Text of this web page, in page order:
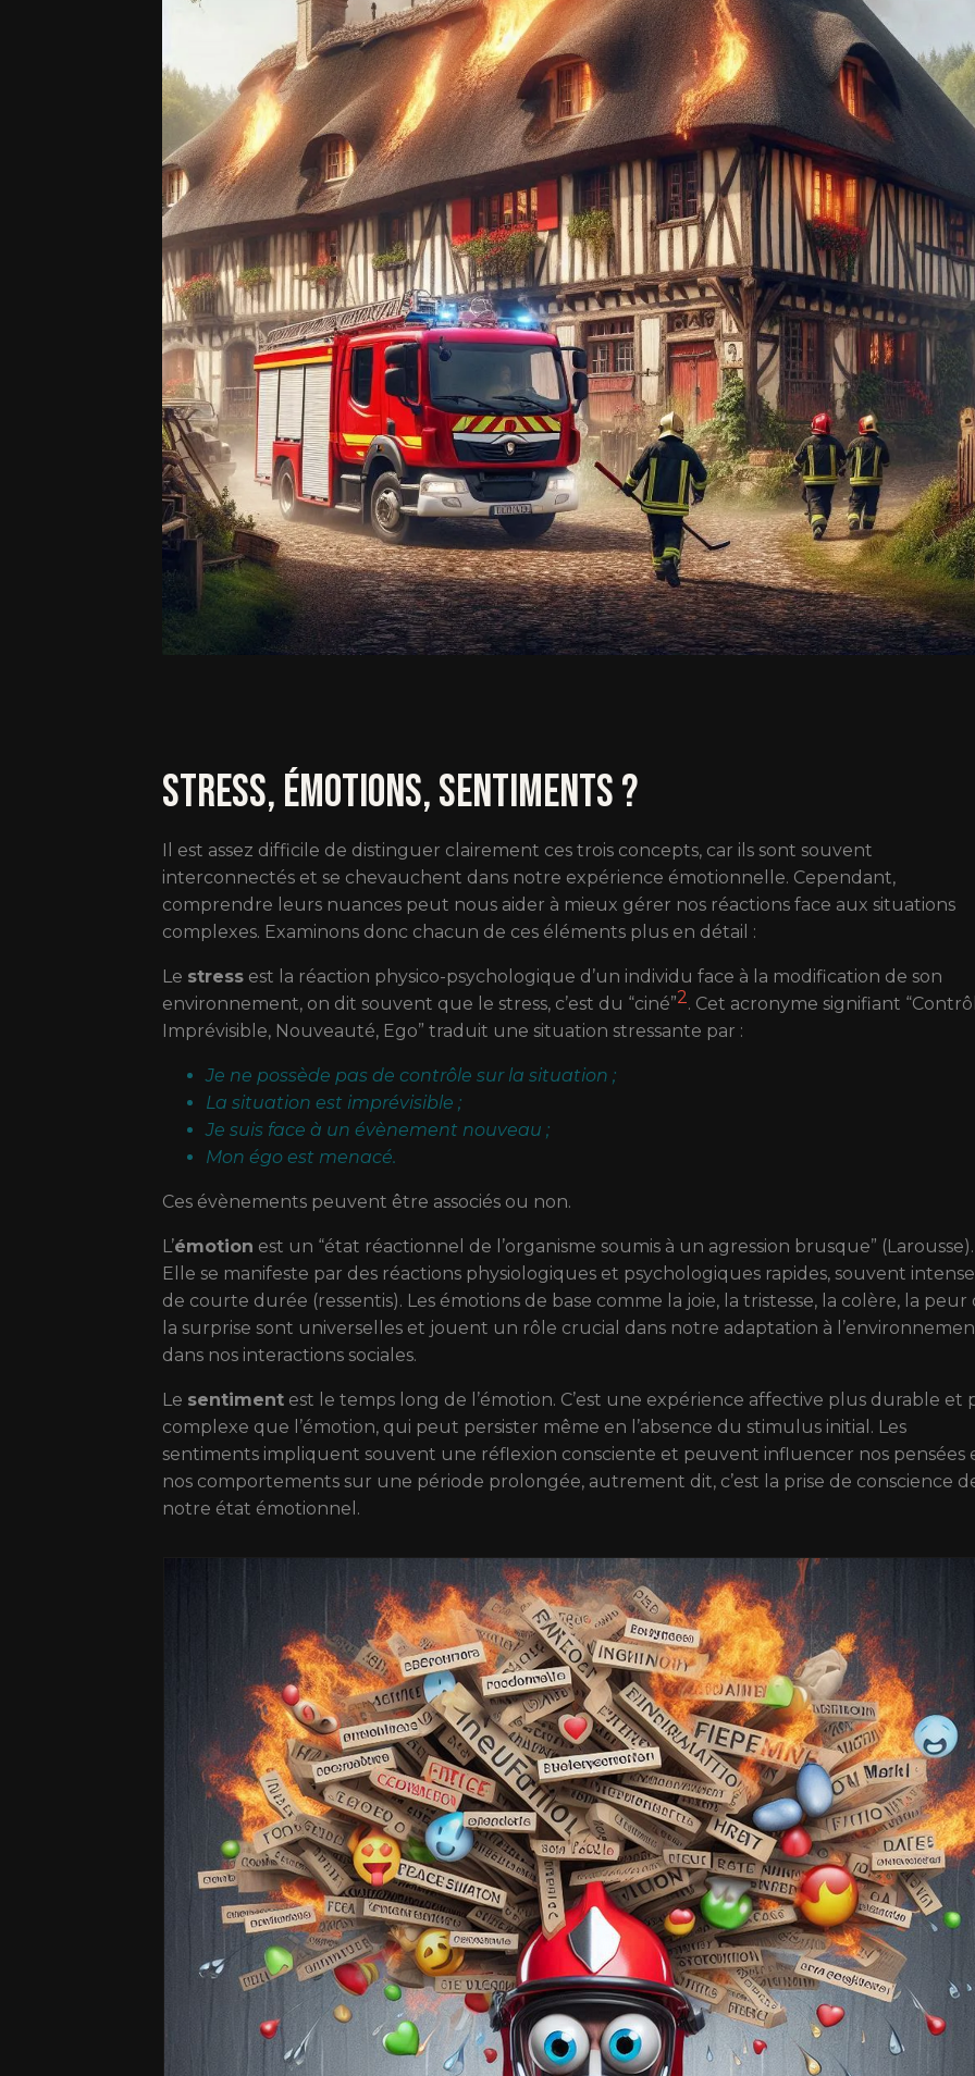
Stress, émotions, sentiments ?
Il est assez difficile de distinguer clairement ces trois concepts, car ils sont souvent
interconnectés et se chevauchent dans notre expérience émotionnelle. Cependant,
comprendre leurs nuances peut nous aider à mieux gérer nos réactions face aux situations
complexes. Examinons donc chacun de ces éléments plus en détail :
Le stress est la réaction physico-psychologique d’un individu face à la modification de son
environnement, on dit souvent que le stress, c’est du “ciné”2. Cet acronyme signifiant
Imprévisible, Nouveauté, Ego” traduit une situation stressante par :
Je ne possède pas de contrôle sur la situation ;
La situation est imprévisible ;
Je suis face à un évènement nouveau ;
Mon égo est menacé.
Ces évènements peuvent être associés ou non.
L’émotion est un “état réactionnel de l’organisme soumis à un agression brusque” (Larousse).
Elle se manifeste par des réactions physiologiques et psychologiques rapides, souvent
de courte durée (ressentis). Les émotions de base comme la joie, la tristesse, la colère, la peur
la surprise sont universelles et jouent un rôle crucial dans notre adaptation à
dans nos interactions sociales.
Le sentiment est le temps long de l’émotion. C’est une expérience affective plus durable et
complexe que l’émotion, qui peut persister même en l’absence du stimulus initial. Les
sentiments impliquent souvent une réflexion consciente et peuvent influencer nos pensées
nos comportements sur une période prolongée, autrement dit, c’est la prise de conscience
notre état émotionnel.